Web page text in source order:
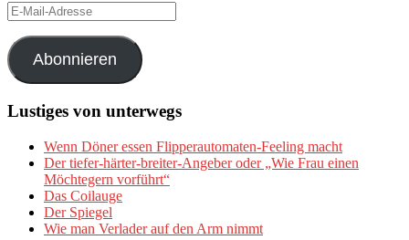
E-
Mail-
Adresse
Abonnieren
Lustiges von unterwegs
Wenn Döner essen Flipperautomaten-Feeling macht
Der tiefer-härter-breiter-Angeber oder „Wie Frau einen
Möchtegern vorführt“
Das Coilauge
Der Spiegel
Wie man Verlader auf den Arm nimmt